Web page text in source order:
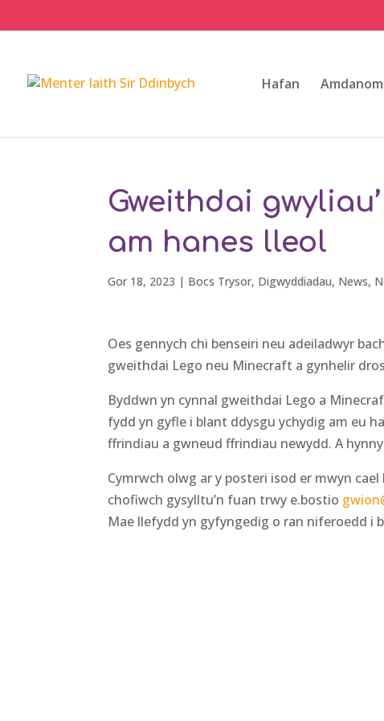
Hafan
Gweithdai
am hanes lleol
Gor 18, 2023 | Bocs Trysor, Digwyddiadau, News,
Oes gennych chi benseiri neu adeiladwyr
gweithdai Lego neu Minecraft a gynhelir
Byddwn yn cynnal gweithdai Lego a
fydd yn gyfle i blant ddysgu ychydig am eu
ffrindiau a gwneud ffrindiau newydd. A
Cymrwch olwg ar y posteri isod er mwyn
chofiwch gysylltu’n fuan trwy e.bostio
Mae llefydd yn gyfyngedig o ran niferoedd i